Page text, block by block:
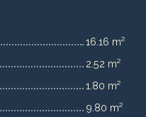
16.16 m²
2.52 m²
1.80 m²
9.80 m²